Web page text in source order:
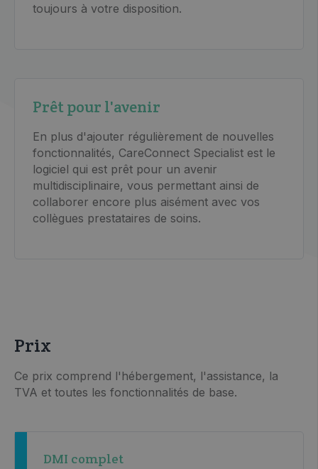
toujours à votre disposition.
Prêt pour l'avenir
En plus d'ajouter régulièrement de nouvelles
fonctionnalités, CareConnect Specialist est le
logiciel qui est prêt pour un avenir
multidisciplinaire, vous permettant ainsi de
collaborer encore plus aisément avec vos
collègues prestataires de soins.
Prix
Ce prix comprend l'hébergement, l'assistance, la
TVA et toutes les fonctionnalités de base.
DMI complet